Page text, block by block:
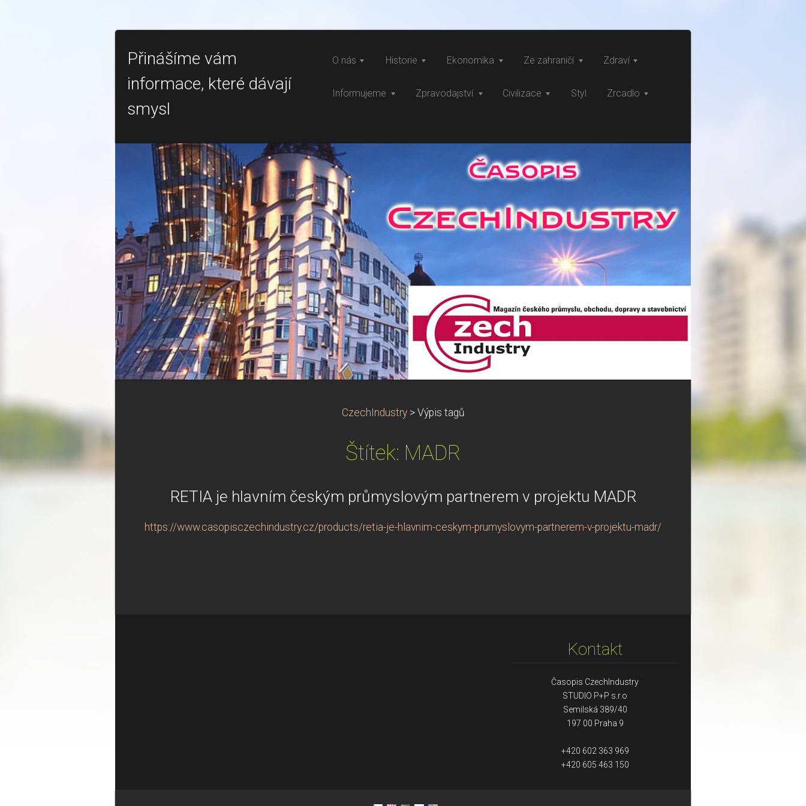
Přinášíme vám
informace, které dávají
smysl
O nás Historie Ekonomika Ze zahraničí Zdraví
Informujeme Zpravodajství Civilizace Styl Zrcadlo
CzechIndustry > Výpis tagů
Štítek: MADR
RETIA je hlavním českým průmyslovým partnerem v projektu MADR
https://www.casopisczechindustry.cz/products/retia-je-hlavnim-ceskym-prumyslovym-partnerem-v-projektu-madr/
Kontakt
Časopis CzechIndustry
STUDIO P+P s.r.o
Semilská 389/40
197 00 Praha 9
+420 602 363 969
+420 605 463 150